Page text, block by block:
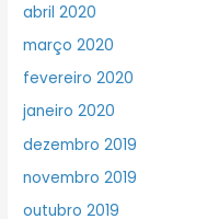
abril 2020
março 2020
fevereiro 2020
janeiro 2020
dezembro 2019
novembro 2019
outubro 2019